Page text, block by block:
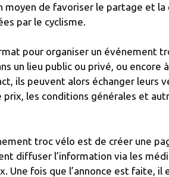
moyen de favoriser le partage et
par le cyclisme.
pour organiser un événement
un lieu public ou privé, ou encore
ils peuvent alors échanger leurs
prix, les conditions générales et
troc vélo est de créer une
diffuser l’information via les
Une fois que l’annonce est faite,